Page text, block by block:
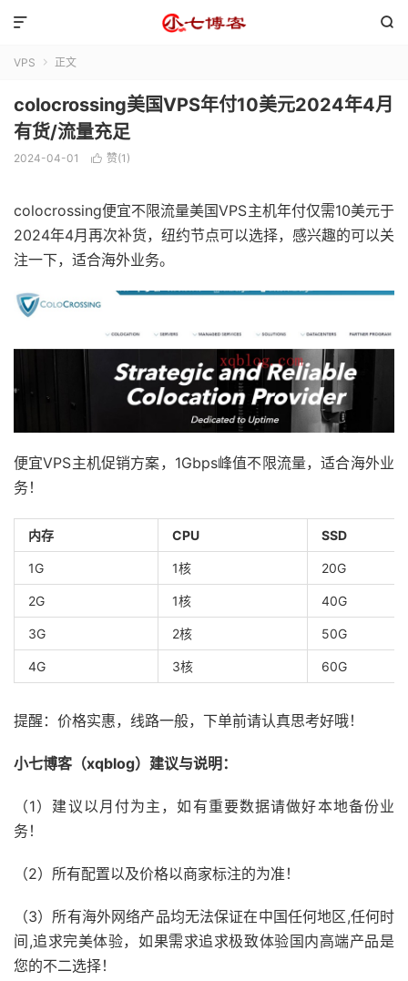


VPS  正文
colocrossing美国VPS年付10美元2024年4月
有货/流量充足
2024-04-01  赞(1 )
colocrossing便宜不限流量美国VPS主机年付仅需10美元于
2024年4月再次补货，纽约节点可以选择，感兴趣的可以关
注一下，适合海外业务。
便宜VPS主机促销方案，1Gbps峰值不限流量，适合海外业
务！
内存 CPU SSD
1G 1核 20G
2G 1核 40G
3G 2核 50G
4G 3核 60G
提醒：价格实惠，线路一般，下单前请认真思考好哦！
小七博客（xqblog）建议与说明：
（1）建议以月付为主，如有重要数据请做好本地备份业
务！
（2）所有配置以及价格以商家标注的为准！
（3）所有海外网络产品均无法保证在中国任何地区,任何时
间,追求完美体验，如果需求追求极致体验国内高端产品是
您的不二选择！